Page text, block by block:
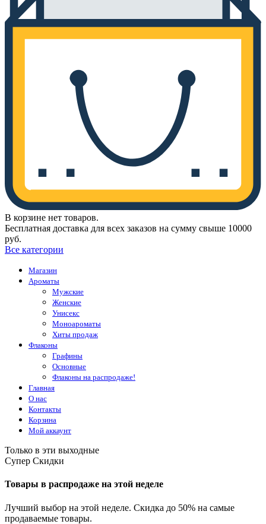
В корзине нет товаров.
Бесплатная доставка для всех заказов на сумму свыше 10000
руб.
Все категории
Магазин
Ароматы
Мужские
Женские
Унисекс
Моноароматы
Хиты продаж
Флаконы
Графины
Основные
Флаконы на распродаже!
Главная
О нас
Контакты
Корзина
Мой аккаунт
Только в эти выходные
Супер Скидки
Товары в распродаже на этой неделе
Лучший выбор на этой неделе. Скидка до 50% на самые
продаваемые товары.